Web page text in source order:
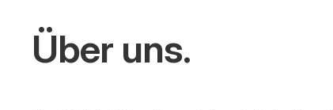
Über uns.